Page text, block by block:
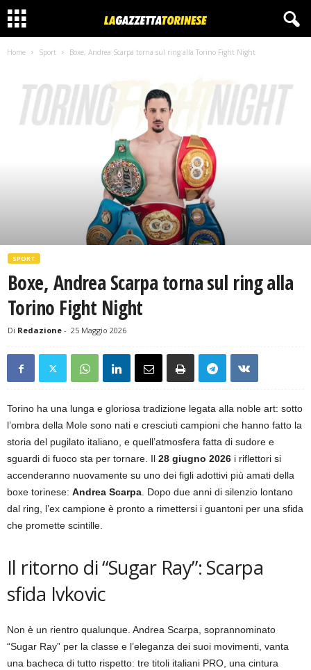
Home Sport Boxe, Andrea Scarpa torna sul ring alla Torino Fight Night
SPORT
Boxe, Andrea Scarpa torna sul ring alla
Torino Fight Night
Di Redazione - 25 Maggio 2026
Torino ha una lunga e gloriosa tradizione legata alla noble art: sotto
l’ombra della Mole sono nati e cresciuti campioni che hanno fatto la
storia del pugilato italiano, e quell’atmosfera fatta di sudore e
sguardi di fuoco sta per tornare. Il 28 giugno 2026 i riflettori si
accenderanno nuovamente su uno dei figli adottivi più amati della
boxe torinese: Andrea Scarpa. Dopo due anni di silenzio lontano
dal ring, l’ex campione è pronto a rimettersi i guantoni per una sfida
che promette scintille.
Il ritorno di “Sugar Ray”: Scarpa
sfida Ivkovic
Non è un rientro qualunque. Andrea Scarpa, soprannominato
“Sugar Ray” per la classe e l’eleganza dei suoi movimenti, vanta
una bacheca di tutto rispetto: tre titoli italiani PRO, una cintura